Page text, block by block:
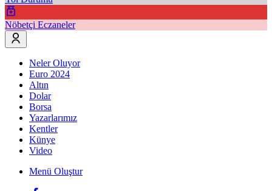
Nöbetçi Eczaneler
Neler Oluyor
Euro 2024
Altın
Dolar
Borsa
Yazarlarımız
Kentler
Künye
Video
Menü Oluştur